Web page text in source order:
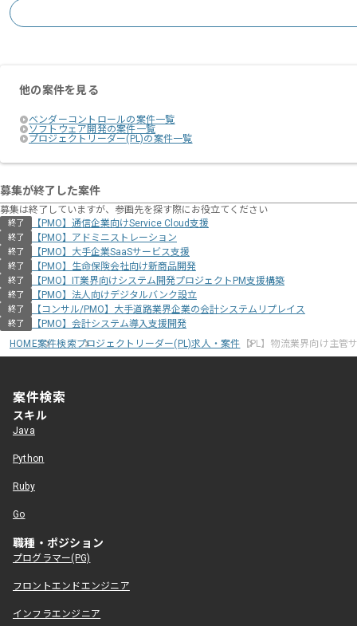
他の案件を見る
ベンダーコントロールの案件一覧
ソフトウェア開発の案件一覧
プロジェクトリーダー(PL)の案件一覧
募集が終了した案件
募集は終了していますが、参画先を探す際にお役立てください
終了 【PMO】通信企業向けService Cloud支援
終了 【PMO】アドミニストレーション
終了 【PMO】大手企業SaaSサービス支援
終了 【PMO】生命保険会社向け新商品開発
終了 【PMO】IT業界向けシステム開発プロジェクトPM支援構築
終了 【PMO】法人向けデジタルバンク設立
終了 【コンサル/PMO】大手道路業界企業の会計システムリプレイス
終了
【PMO】会計システム導入支援開発
HOME案件検索プロジェクトリーダー(PL)求人・案件 【PL】物流業界向け主管
案件検索
スキル
Java
Python
Ruby
Go
職種・ポジション
プログラマー(PG)
フロントエンドエンジニア
インフラエンジニア